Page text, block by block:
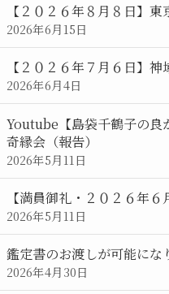
【２０２６年８月８日】東
2026年6月15日
【２０２６年７月６日】
2026年6月4日
Youtube【島袋千鶴子の良
奇縁会（報告）
2026年5月11日
【満員御礼・２０２６年
2026年5月11日
鑑定書のお渡しが可能にな
2026年4月30日